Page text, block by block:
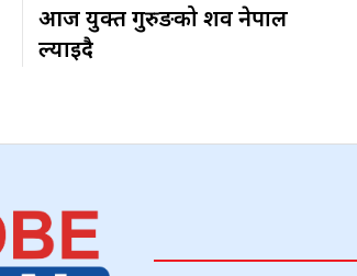
आज युक्त गुरुङको शव नेपाल
ल्याइदै